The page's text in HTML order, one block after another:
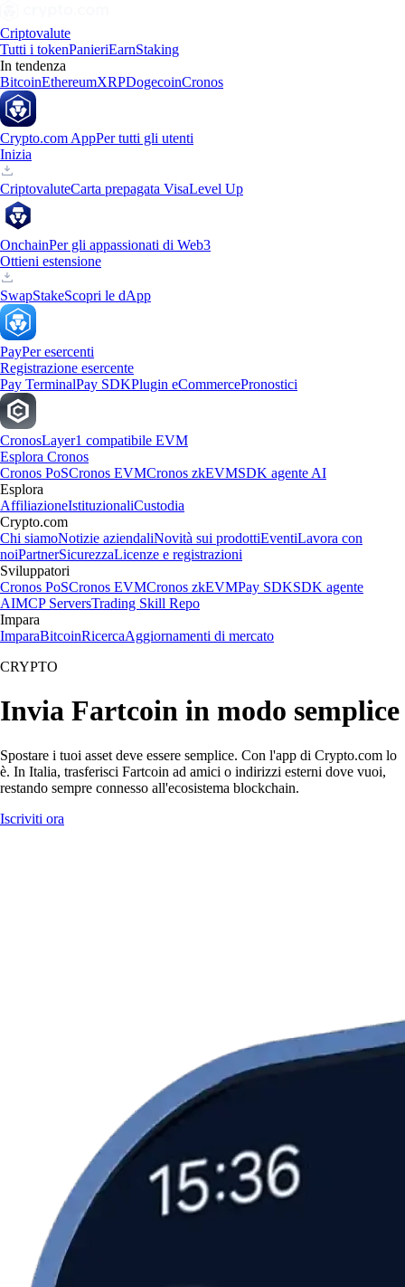
Criptovalute
Tutti i tokenPanieriEarnStaking
In tendenza
BitcoinEthereumXRPDogecoinCronos
Crypto.com AppPer tutti gli utenti
Inizia
CriptovaluteCarta prepagata VisaLevel Up
OnchainPer gli appassionati di Web3
Ottieni estensione
SwapStakeScopri le dApp
PayPer esercenti
Registrazione esercente
Pay TerminalPay SDKPlugin eCommercePronostici
CronosLayer1 compatibile EVM
Esplora Cronos
Cronos PoSCronos EVMCronos zkEVMSDK agente AI
Esplora
AffiliazioneIstituzionaliCustodia
Crypto.com
Chi siamoNotizie aziendaliNovità sui prodottiEventiLavora con
noiPartnerSicurezzaLicenze e registrazioni
Sviluppatori
Cronos PoSCronos EVMCronos zkEVMPay SDKSDK agente
AIMCP ServersTrading Skill Repo
Impara
ImparaBitcoinRicercaAggiornamenti di mercato
CRYPTO
Invia Fartcoin in modo semplice
Spostare i tuoi asset deve essere semplice. Con l'app di Crypto.com lo
è. In Italia, trasferisci Fartcoin ad amici o indirizzi esterni dove vuoi,
restando sempre connesso all'ecosistema blockchain.
Iscriviti ora